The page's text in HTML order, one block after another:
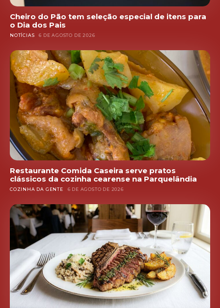
Cheiro do Pão tem seleção especial de itens para
o Dia dos Pais
NOTÍCIAS 6 DE AGOSTO DE 2026
Restaurante Comida Caseira serve pratos
clássicos da cozinha cearense na Parquelândia
COZINHA DA GENTE 6 DE AGOSTO DE 2026